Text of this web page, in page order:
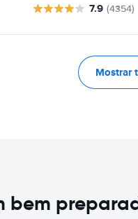
7.9 (4354)
Mostrar
bem